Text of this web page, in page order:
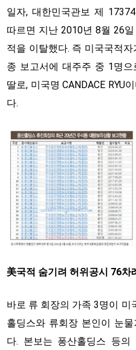
일자, 대한민국관보 제
따르면 지난 2010년 8월 26
적을 이탈했다. 즉 미국국적
종 보고서에 대주주 중 1명
딸로, 미국명 CANDACE RYU
다.
美국적 숨기려 허위공시 76차
바로 류 회장의 가족 3명이
홀딩스와 류회장 본인이 눈
다. 본보는 퐁산홀딩스 등의